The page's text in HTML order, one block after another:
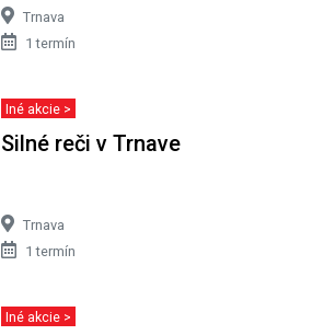
Trnava
1 termín
Iné akcie >
Silné reči v Trnave
Trnava
1 termín
Iné akcie >